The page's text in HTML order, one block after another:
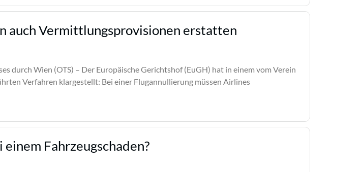
auch Vermittlungsprovisionen erstatten
durch Wien (OTS) – Der Europäische Gerichtshof (EuGH) hat in einem vom Verein
Verfahren klargestellt: Bei einer Flugannullierung müssen Airlines
Fahrzeugschaden?